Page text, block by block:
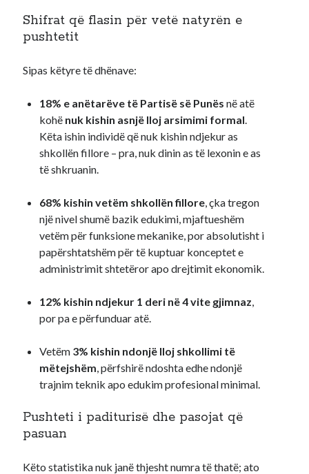
Shifrat që flasin për vetë natyrën e
pushtetit
Sipas këtyre të dhënave:
18% e anëtarëve të Partisë së Punës në atë
kohë nuk kishin asnjë lloj arsimimi formal.
Këta ishin individë që nuk kishin ndjekur as
shkollën fillore – pra, nuk dinin as të lexonin e as
të shkruanin.
68% kishin vetëm shkollën fillore, çka tregon
një nivel shumë bazik edukimi, mjaftueshëm
vetëm për funksione mekanike, por absolutisht i
papërshtatshëm për të kuptuar konceptet e
administrimit shtetëror apo drejtimit ekonomik.
12% kishin ndjekur 1 deri në 4 vite gjimnaz,
por pa e përfunduar atë.
Vetëm 3% kishin ndonjë lloj shkollimi të
mëtejshëm, përfshirë ndoshta edhe ndonjë
trajnim teknik apo edukim profesional minimal.
Pushteti i paditurisë dhe pasojat që
pasuan
Këto statistika nuk janë thjesht numra të thatë; ato